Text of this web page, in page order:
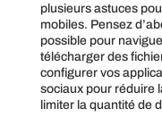
plusieurs astuces
mobiles. Pensez
possible pour
télécharger des
configurer vos
sociaux pour réduire
limiter la quantité de